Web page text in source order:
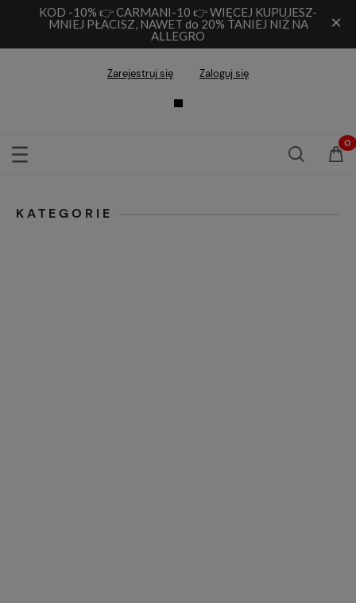
KOD -10% 👉 CARMANI-10 👉 WIĘCEJ KUPUJESZ-
MNIEJ PŁACISZ, NAWET do 20% TANIEJ NIŻ NA
ALLEGRO
×
Zarejestruj się Zaloguj się
KATEGORIE